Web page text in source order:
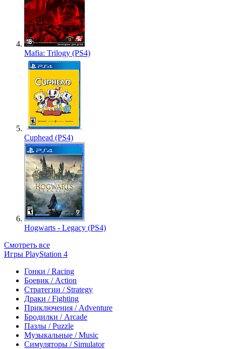
Mafia: Trilogy (PS4)
Cuphead (PS4)
Hogwarts - Legacy (PS4)
Смотреть все
Игры PlayStation 4
Гонки / Racing
Боевик / Action
Стратегии / Strategy
Драки / Fighting
Приключения / Adventure
Бродилки / Arcade
Пазлы / Puzzle
Музыкальные / Music
Симуляторы / Simulator